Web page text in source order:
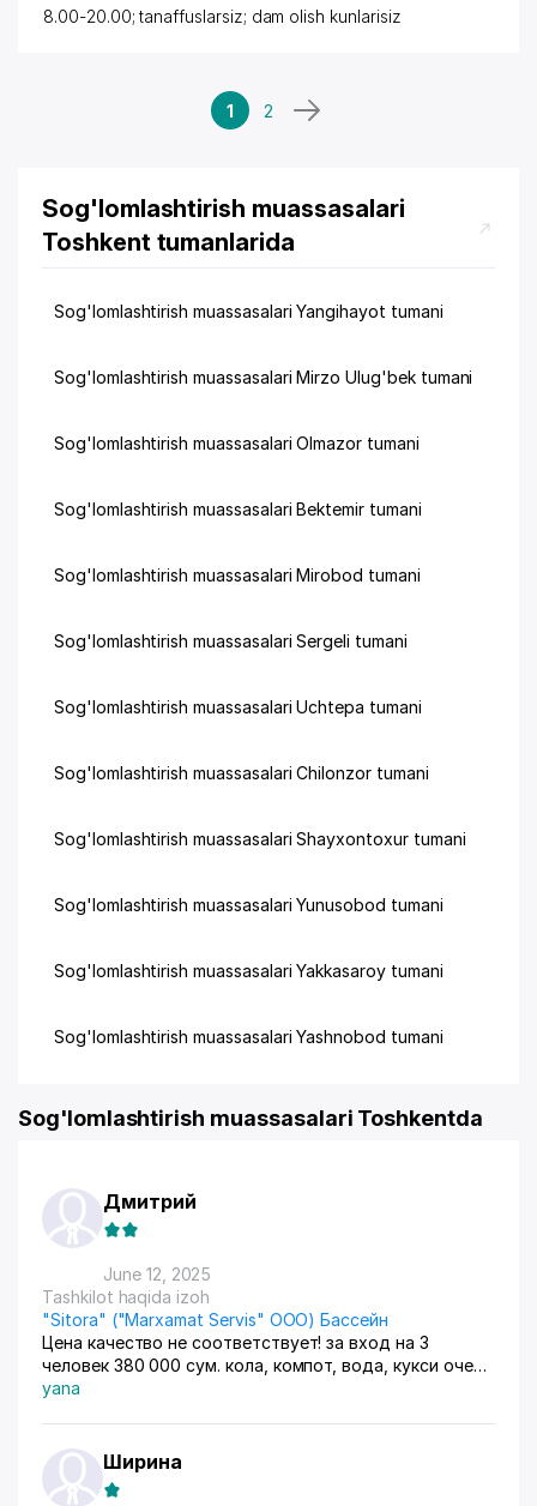
8.00-20.00; tanaffuslarsiz; dam olish kunlarisiz
1 2
Sog'lomlashtirish muassasalari
Toshkent tumanlarida
Sog'lomlashtirish muassasalari Yangihayot tumani
Sog'lomlashtirish muassasalari Mirzo Ulug'bek tumani
Sog'lomlashtirish muassasalari Olmazor tumani
Sog'lomlashtirish muassasalari Bektemir tumani
Sog'lomlashtirish muassasalari Mirobod tumani
Sog'lomlashtirish muassasalari Sergeli tumani
Sog'lomlashtirish muassasalari Uchtepa tumani
Sog'lomlashtirish muassasalari Chilonzor tumani
Sog'lomlashtirish muassasalari Shayxontoxur tumani
Sog'lomlashtirish muassasalari Yunusobod tumani
Sog'lomlashtirish muassasalari Yakkasaroy tumani
Sog'lomlashtirish muassasalari Yashnobod tumani
Sog'lomlashtirish muassasalari Toshkentda
Дмитрий
June 12, 2025
Tashkilot haqida izoh
"Sitora" ("Marxamat Servis" ООО) Бассейн
Цена качество не соответствует! за вход на 3
человек 380 000 сум. кола, компот, вода, кукси очень
не вкусный, казан кебаб с курицы, овощная нарезка, 2
аквапарк сходить, а не в этом дворике сидеть
yana
Ширина